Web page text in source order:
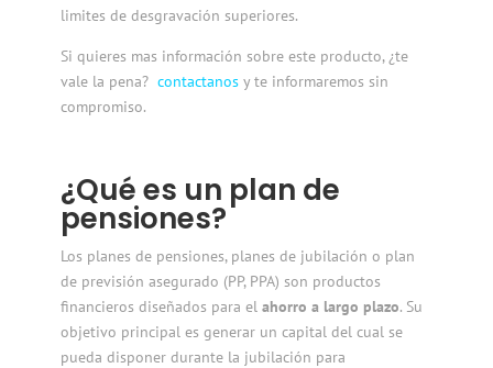
limites de desgravación superiores.
Si quieres mas información sobre este producto, ¿te
vale la pena? contactanos y te informaremos sin
compromiso.
¿Qué es un plan de
pensiones?
Los planes de pensiones, planes de jubilación o plan
de previsión asegurado (PP, PPA) son productos
financieros diseñados para el ahorro a largo plazo. Su
objetivo principal es generar un capital del cual se
pueda disponer durante la jubilación para